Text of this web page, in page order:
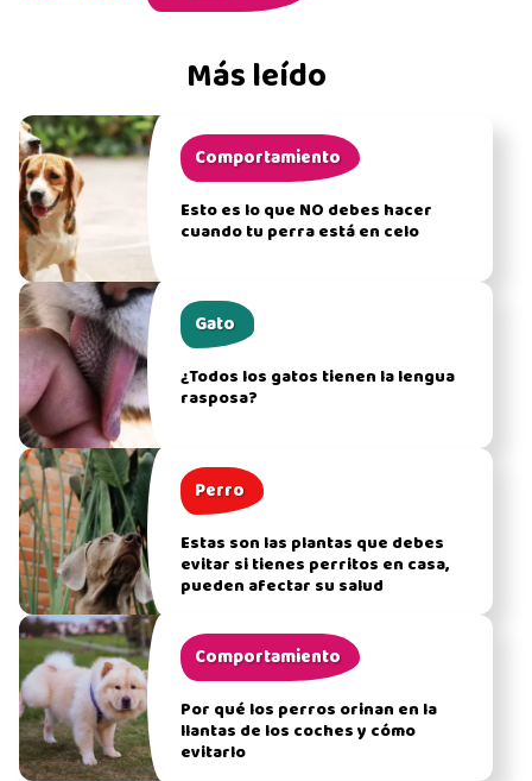
Más leído
Comportamiento
Esto es lo que NO debes hacer
cuando tu perra está en celo
Gato
¿Todos los gatos tienen la lengua
rasposa?
Perro
Estas son las plantas que debes
evitar si tienes perritos en casa,
pueden afectar su salud
Comportamiento
Por qué los perros orinan en la
llantas de los coches y cómo
evitarlo